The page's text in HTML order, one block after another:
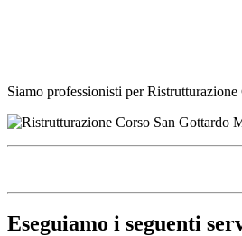
Siamo professionisti per
Eseguiamo i seguenti